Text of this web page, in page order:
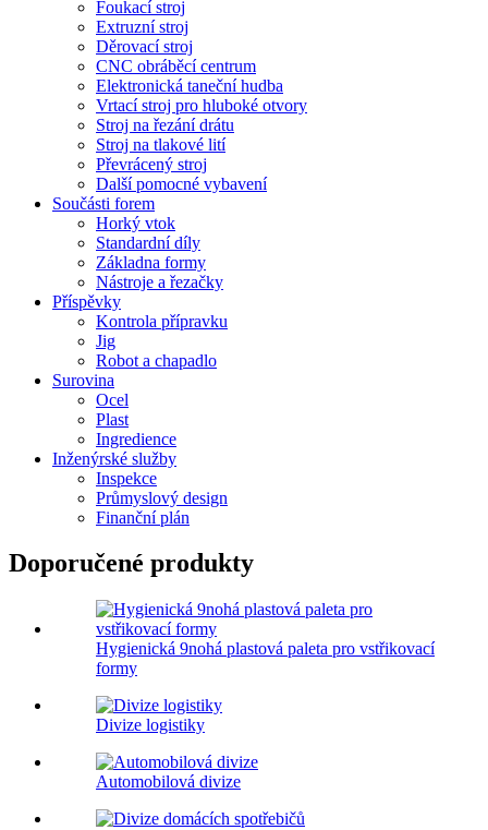
Foukací stroj
Extruzní stroj
Děrovací stroj
CNC obráběcí centrum
Elektronická taneční hudba
Vrtací stroj pro hluboké otvory
Stroj na řezání drátu
Stroj na tlakové lití
Převrácený stroj
Další pomocné vybavení
Součásti forem
Horký vtok
Standardní díly
Základna formy
Nástroje a řezačky
Příspěvky
Kontrola přípravku
Jig
Robot a chapadlo
Surovina
Ocel
Plast
Ingredience
Inženýrské služby
Inspekce
Průmyslový design
Finanční plán
Doporučené produkty
Hygienická 9nohá plastová paleta pro vstřikovací
formy
Divize logistiky
Automobilová divize